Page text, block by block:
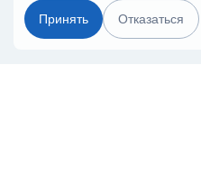
Принять Отказаться